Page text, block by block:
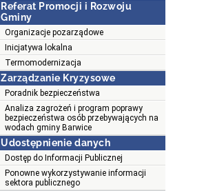
Referat Promocji i Rozwoju
Gminy
Organizacje pozarządowe
Inicjatywa lokalna
Termomodernizacja
Zarządzanie Kryzysowe
Poradnik bezpieczeństwa
Analiza zagrożeń i program poprawy
bezpieczeństwa osób przebywających na
wodach gminy Barwice
Udostępnienie danych
Dostęp do Informacji Publicznej
Ponowne wykorzystywanie informacji
sektora publicznego